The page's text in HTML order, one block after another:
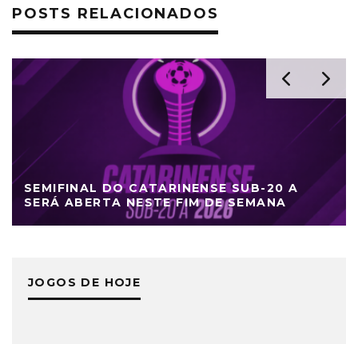
POSTS RELACIONADOS
SEMIFINAL DO CATARINENSE SUB-20 A
SERÁ ABERTA NESTE FIM DE SEMANA
JOGOS DE HOJE